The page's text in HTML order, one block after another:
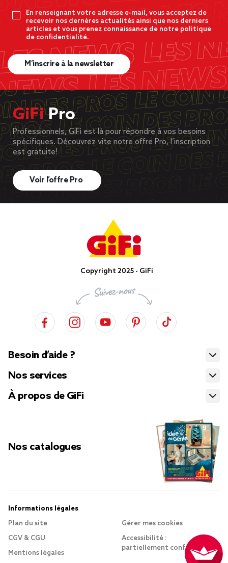
En renseignant votre adresse e-mail, vous acceptez de
recevoir nos dernères actualités ainsi que nos derniers
articles et vous prenez connaissance de notre politique
de confidentialité.
M’inscrire à la newsletter
GiFiPro
Professionnels, GiFi est là pour répondre à vos besoins
spécifiques. Découvrez vite notre offre Pro, l’inscription
est gratuite!
Voir l’offre Pro
Copyright 2025 - GiFi
Besoin d’aide ?
Nos services
À propos de GiFi
Nos catalogues
Informations légales
Plan du site
CGV & CGU
Mentions légales
Gérer mes cookies
Accessibilité :
partiellement conforme